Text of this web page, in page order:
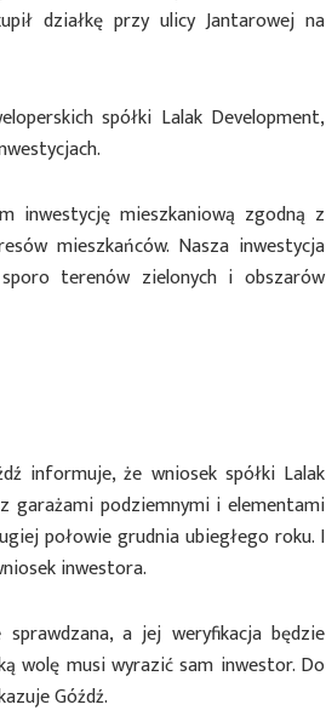
działkę przy ulicy Jantarowej na
spółki Lalak Development,
inwestycję mieszkaniową zgodną z
mieszkańców. Nasza inwestycja
terenów zielonych i obszarów
informuje, że wniosek spółki Lalak
garażami podziemnymi i elementami
połowie grudnia ubiegłego roku. I
inwestora.
a jej weryfikacja będzie
wolę musi wyrazić sam inwestor. Do
Góźdź.